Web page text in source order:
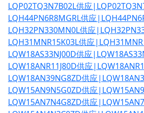
LQP02TQ3N7B02L供应
LQH44PN6R8MGRL供应
LQH32PN330MN0L供应
LQH31MNR15K03L供应
LQW18AS33NJ00D供应
LQW18ANR11J80D供应
LQW18AN39NG8ZD供应
LQW15AN9N5G0ZD供应
LQW15AN7N4G8ZD供应